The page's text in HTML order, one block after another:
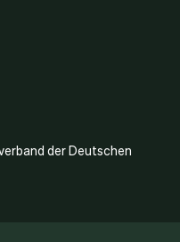
der Deutschen